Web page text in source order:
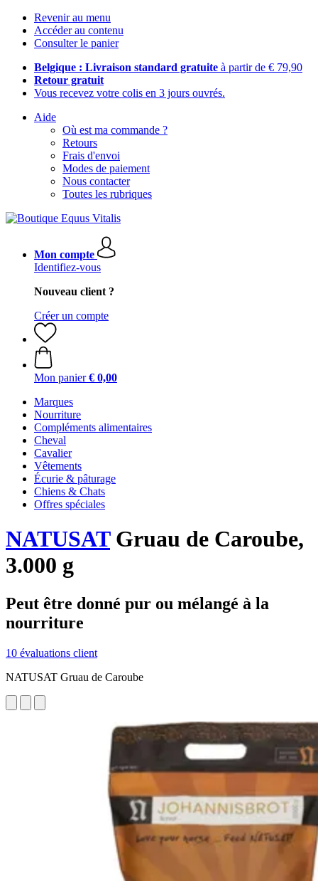
Revenir au menu
Accéder au contenu
Consulter le panier
Belgique : Livraison standard gratuite à partir de € 79,90
Retour gratuit
Vous recevez votre colis en 3 jours ouvrés.
Aide
Où est ma commande ?
Retours
Frais d'envoi
Modes de paiement
Nous contacter
Toutes les rubriques
Mon compte
Identifiez-vous
Nouveau client ?
Créer un compte
Mon panier € 0,00
Marques
Nourriture
Compléments alimentaires
Cheval
Cavalier
Vêtements
Écurie & pâturage
Chiens & Chats
Offres spéciales
NATUSATGruau de Caroube,
3.000 g
Peut être donné pur ou mélangé à la
nourriture
10 évaluations client
NATUSAT Gruau de Caroube